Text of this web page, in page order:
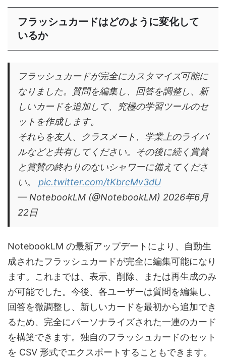
フラッシュカードはどのように変化して
いるか
フラッシュカードが完全にカスタマイズ可能に
なりました。質問を編集し、回答を調整し、新
しいカードを追加して、究極の学習ツールのセ
ットを作成します。
それらを友人、クラスメート、学業上のライバ
ルなどと共有してください。その後に続く賞賛
と賞賛の終わりのないシャワーに備えてくださ
い。 pic.twitter.com/tKbrcMv3dU
— NotebookLM (@NotebookLM) 2026年6月
22日
NotebookLM の最新アップデートにより、自動生
成されたフラッシュカードが完全に編集可能になり
ます。これまでは、表示、削除、または再生成のみ
が可能でした。今後、各ユーザーは質問を編集し、
回答を微調整し、新しいカードを最初から追加でき
るため、完全にパーソナライズされた一連のカード
を構築できます。独自のフラッシュカードのセット
を CSV 形式でエクスポートすることもできます。